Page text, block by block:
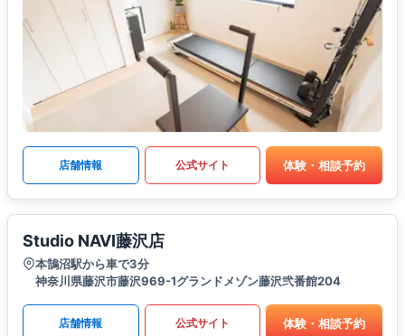
店舗情報 公式サイト 体験・相談予約
Studio NAVI藤沢店
本鵠沼駅から車で3分
神奈川県藤沢市藤沢969-1グランドメゾン藤沢弐番館204
店舗情報 公式サイト 体験・相談予約